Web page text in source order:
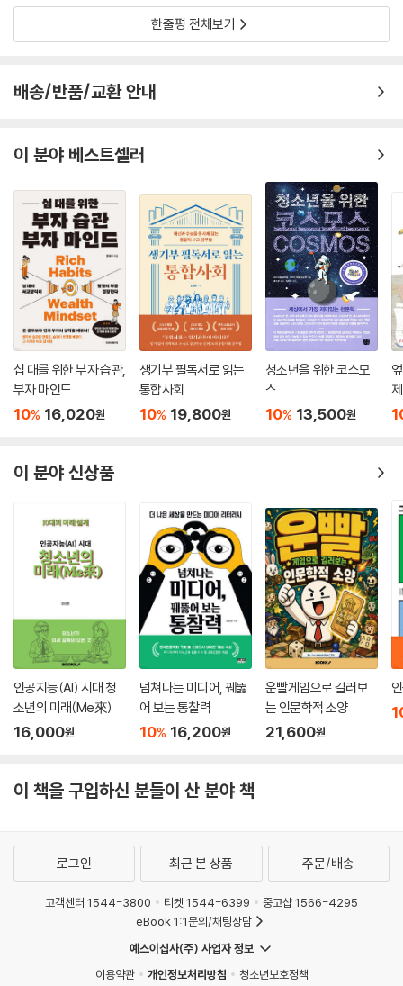
3강 | 오늘 힘들었다, 나는 웃었다._김종휘
김종휘 성북문화재단 대표가 세상을 알고 나를 안다는 것의 의미를 이야기
설명한다. 그리고 오늘 비록 힘들고 좌절에 직면하더라도 웃을 수 있는 힘
사랑의 철학자 강신주는 냉혹한 세상 속에서 진정한 자유를 찾으라고 이야
기한다. 세상과 어른이 시키는 삶이 아닌 자신만의 이유가 있고 의미가 있
는 삶을 살아야 내 삶의 주인이 될 수 있다고 말한다.
5강 | 즐거움이 세상을 움직인다_이명석
만화, 고양이, 춤, 게임을 좋아하는 ‘덕후’이자 문화평론가 이명석은 즐거
움이 진로로 연결된 자신의 경험을 이야기한다. 즐거움 산업이 곧 4차산업
혁명의 핵심임을 설파하는 그는 “즐길 수 없으면 피하라”라고 말하며, 청
소년 시절부터 놀고 즐길 것을 주문한다.
6강 | 시계를 멈추고 나침반을 보다_박승오
박승오는 공부를 잘하는 형을 질투해 자신도 KAIST에 진학했지만 무리한
공부로 인해 시력을 잃었던 경험을 고백하며 이야기를 시작한다. 이처럼
찾는 질문을 던지는 방법부터 나의 재능과 적성을 발견해주는 도구까지 차
근차근 설명해주고 있다.
7강 | 리틀액션 빅체인지_김영광
게임폐인에서 대기업 사원, 그리고 청소년 교육가로 변신한 김영광은 자신
이 실천했던 작은 행동이 어떤 큰 변화를 가지고 왔는지 이야기한다. 군대
에서 세족식을 하며 군대 문화를 바꾸었던 경험, 세월호 1인시위자에게 명
함을 건넸던 일이 구글로 연결되어 프로젝트를 함께 꾸렸던 사연 등이 펼
쳐진다.
8강 | 스무 살, 나의 비전_이의용
국민대 교수 이의용은 스무 살부터 비전을 세우는 일의 중요성을 이야기한
다. 대학생들의 70퍼센트가 전공 선택을 후회하는 현실에서 입시 공부에
만 매달릴 것이 아니라 한 발짝 물러서서 공부를 왜 해야 하는지, 자기 삶의
운 일자리를 행복의 기준으로 삼는다면 진정한 행복을 찾을 수는 없을 것
이다. 내가 원하는 일, 즐겁게 할 수 있는 일을 찾고 그것을 이루기 위해 노
력할 때만이 행복한 삶에 한 발짝 더 다가갈 수 있다고 저자들은 말한다.
한줄평 전체보기
배송/반품/교환 안내
이 분야 베스트셀러
십 대를 위한 부자 습관,
부자 마인드
10% 16,020원
생기부 필독서로 읽는
통합사회
10% 19,800원
청소년을 위한 코스모
스
10% 13,500원
이 분야 신상품
인공지능(AI) 시대 청
소년의 미래(Me來)
16,000원
넘쳐나는 미디어, 꿰뚫
어 보는 통찰력
10% 16,200원
운빨게임으로 길러보
는 인문학적 소양
21,600원
이 책을 구입하신 분들이 산 분야 책
로그인 최근 본 상품 주문/배송
고객센터 1544-3800 티켓 1544-6399
중고샵 1566-4295
eBook 1:1문의/채팅상담
예스이십사(주) 사업자 정보
이용약관
개인정보처리방침 청소년보호정책